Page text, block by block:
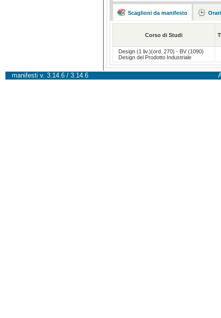
Scaglioni da manifesto
Corso di Studi
Design (1 liv.)(ord. 270) - BV (1090)
Design del Prodotto Industriale
manifesti v. 3.14.6 / 3.14.6